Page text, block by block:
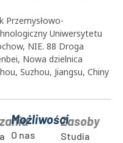
Przemysłowo-
Uniwersytetu
NIE. 88 Droga
Nowa dzielnica
Suzhou, Jiangsu, Chiny
Możliwości
O nas
Zasoby
Studia